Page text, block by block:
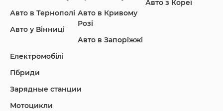
Land Rover
Авто в Тернополі
Авто у Вінниці
Авто в Кривому
Розі
Авто в Запоріжжі
Авто з Кореї
Електромобілі
Гібриди
Зарядные станции
Мотоцикли